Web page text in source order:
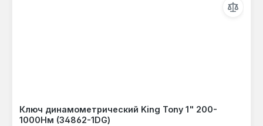
Ключ динамометрический King Tony 1" 200-
1000Нм (34862-1DG)